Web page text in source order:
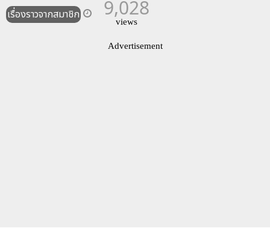
เรื่องราวจากสมาชิก 9,028
views
Advertisement